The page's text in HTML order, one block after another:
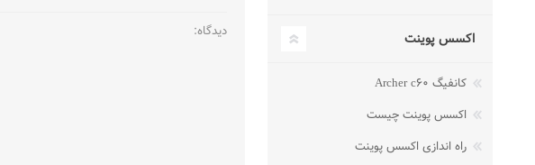
دیدگاه: اکسس پوینت
کانفیگ Archer c۶۰
اکسس پوینت چیست
راه اندازی اکسس پوینت